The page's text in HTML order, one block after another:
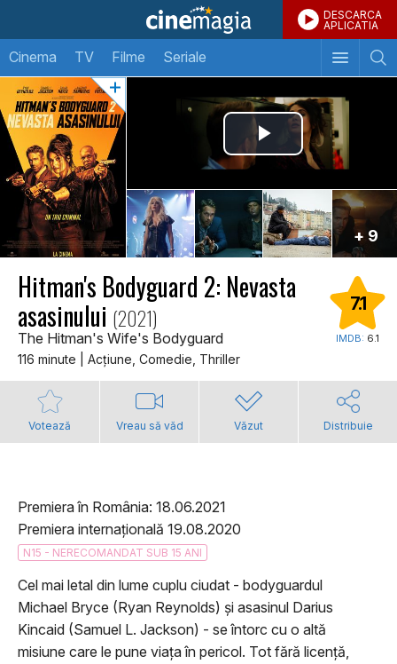
DESCARCA
APLICATIA
Cinema TV Filme Seriale
+ 9
Hitman's Bodyguard 2: Nevasta
asasinului (2021)
The Hitman's Wife's Bodyguard
116 minute | Acţiune, Comedie, Thriller
7.1
IMDB: 6.1
Votează Vreau să văd Văzut Distribuie
Premiera în România: 18.06.2021
Premiera internațională 19.08.2020
N15 - NERECOMANDAT SUB 15 ANI
Cel mai letal din lume cuplu ciudat - bodyguardul
Michael Bryce (Ryan Reynolds) și asasinul Darius
Kincaid (Samuel L. Jackson) - se întorc cu o altă
misiune care le pune viața în pericol. Tot fără licență,